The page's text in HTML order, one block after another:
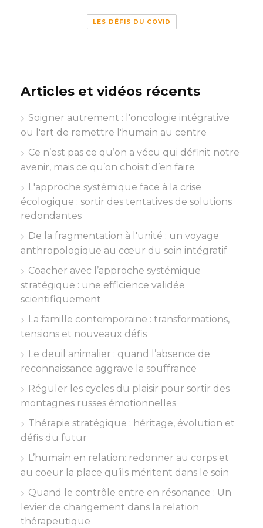
Articles et vidéos récents
Soigner autrement : l'oncologie intégrative
ou l'art de remettre l'humain au centre
Ce n’est pas ce qu’on a vécu qui définit notre
avenir, mais ce qu’on choisit d’en faire
L'approche systémique face à la crise
écologique : sortir des tentatives de solutions
redondantes
De la fragmentation à l'unité : un voyage
anthropologique au cœur du soin intégratif
Coacher avec l’approche systémique
stratégique : une efficience validée
scientifiquement
La famille contemporaine : transformations,
tensions et nouveaux défis
Le deuil animalier : quand l’absence de
reconnaissance aggrave la souffrance
Réguler les cycles du plaisir pour sortir des
montagnes russes émotionnelles
Thérapie stratégique : héritage, évolution et
défis du futur
L’humain en relation: redonner au corps et
au coeur la place qu’ils méritent dans le soin
Quand le contrôle entre en résonance : Un
levier de changement dans la relation
thérapeutique
LES DÉFIS DU COVID